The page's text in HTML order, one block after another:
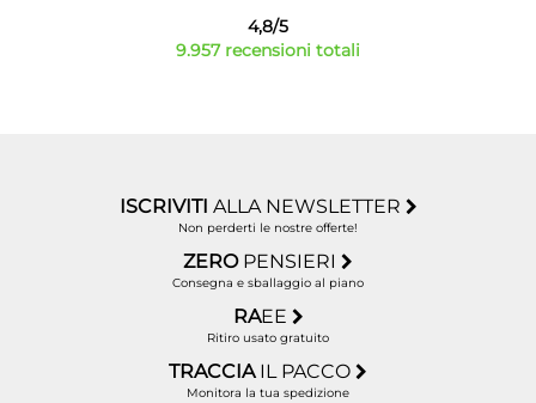
4,8/5
9.957 recensioni totali
ISCRIVITI ALLA NEWSLETTER
Non perderti le nostre offerte!
ZERO PENSIERI
Consegna e sballaggio al piano
RAEE
Ritiro usato gratuito
TRACCIA IL PACCO
Monitora la tua spedizione